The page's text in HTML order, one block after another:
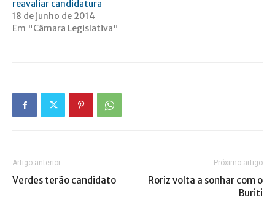
reavaliar candidatura
18 de junho de 2014
Em "Câmara Legislativa"
Artigo anterior
Verdes terão candidato
Próximo artigo
Roriz volta a sonhar com o
Buriti